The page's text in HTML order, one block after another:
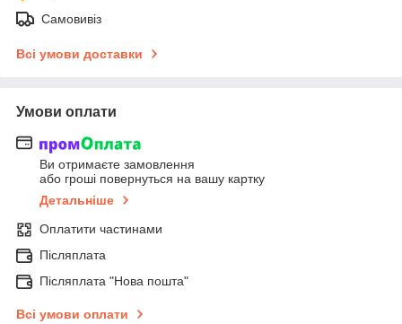
Самовивіз
Всі умови доставки
Умови оплати
Ви отримаєте замовлення
або гроші повернуться на вашу картку
Детальніше
Оплатити частинами
Післяплата
Післяплата "Нова пошта"
Всі умови оплати